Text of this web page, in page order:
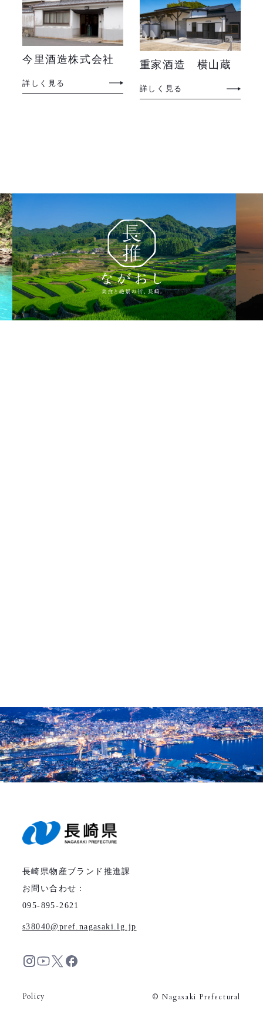
今里酒造株式会社
詳しく見る
重家酒造 横山蔵
詳しく見る
長崎県物産ブランド推進課
お問い合わせ：
095-895-2621
s38040 pref.nagasaki.lg.jp
Policy © Nagasaki Prefectural